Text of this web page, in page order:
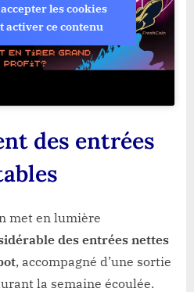
les cookies
activer ce contenu
des entrées
met en lumière
des entrées nettes
, accompagné d’une sortie
la semaine écoulée.